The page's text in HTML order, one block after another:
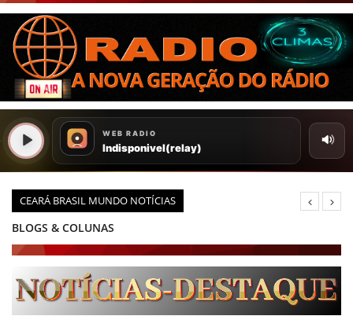
CEARÁ BRASIL MUNDO NOTÍCIAS
BLOGS & COLUNAS
PODCAST - PONTO DE VISTA
BRASIL DE FATO - ÚLTIMAS NOTÍCIAS
CEARÁ BRASIL NOTÍCIAS
CEARÁ BRASIL MUNDO 1
BRASIL DE FATO
NOTÍCIAS GERAIS
CONECTE-SE
REGISTO